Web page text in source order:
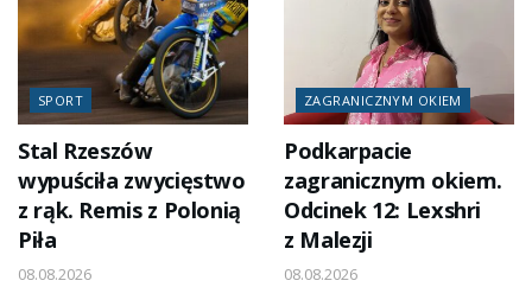
SPORT
Stal Rzeszów
wypuściła zwycięstwo
z rąk. Remis z Polonią
Piła
08.08.2026
ZAGRANICZNYM OKIEM
Podkarpacie
zagranicznym okiem.
Odcinek 12: Lexshri
z Malezji
08.08.2026